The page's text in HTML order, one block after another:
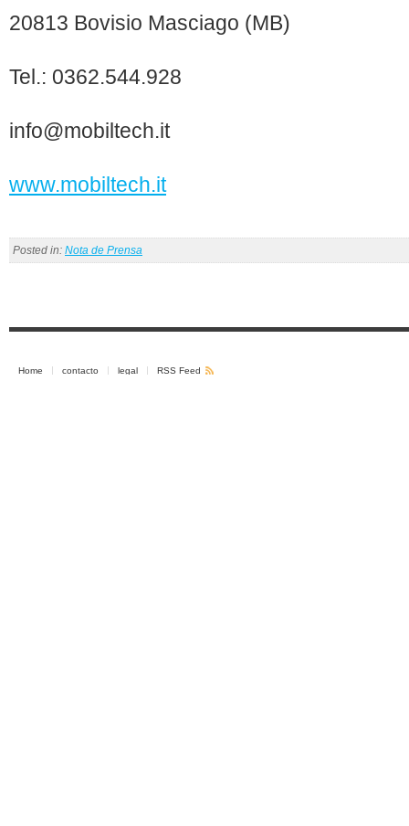
20813 Bovisio Masciago (MB)
Tel.: 0362.544.928
info@mobiltech.it
www.mobiltech.it
Posted in: Nota de Prensa
Home contacto legal RSS Feed